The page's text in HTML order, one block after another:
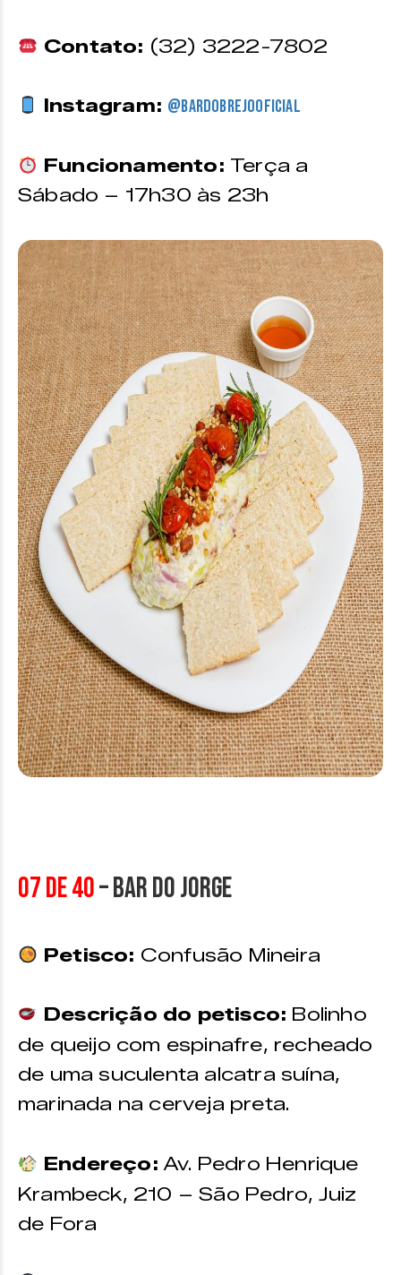
Contato: (32) 3222-7802
Instagram: @bardobrejooficial
Funcionamento: Terça a
Sábado – 17h30 às 23h
07 de 40– Bar do Jorge
Petisco: Confusão Mineira
Descrição do petisco: Bolinho
de queijo com espinafre, recheado
de uma suculenta alcatra suína,
marinada na cerveja preta.
Endereço: Av. Pedro Henrique
Krambeck, 210 – São Pedro, Juiz
de Fora